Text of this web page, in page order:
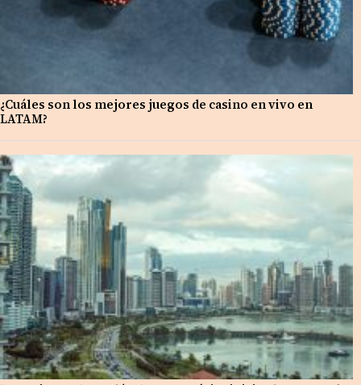
¿Cuáles son los mejores juegos de casino en vivo en
LATAM?